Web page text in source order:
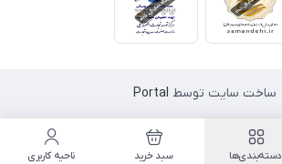
ساخت سایت توسط Portal
دسته‌بندی‌ها سبد خرید ناحیه کاربری